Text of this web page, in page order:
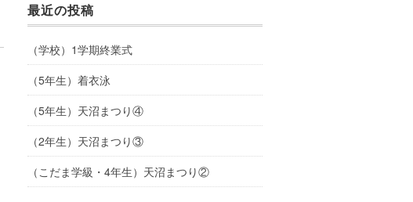
最近の投稿
（学校）1学期終業式
（5年生）着衣泳
（5年生）天沼まつり④
（2年生）天沼まつり③
（こだま学級・4年生）天沼まつり②